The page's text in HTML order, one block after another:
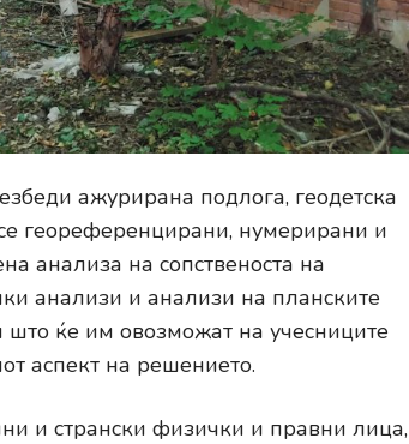
ажурирана подлога, геодетска
геореференцирани, нумерирани и
анализа на сопственоста на
анализи и анализи на планските
ќе им овозможат на учесниците
аспект на решението.
и странски физички и правни лица,